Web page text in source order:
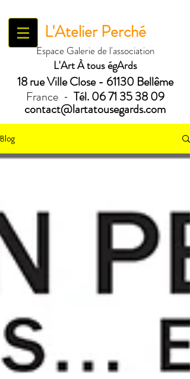
L'Atelier Perché
Espace Galerie de l'association
L'Art À tous égArds
18 rue Ville Close - 61130 Bellême
France- Tél.06 71 35 38 09
contact@lartatousegards.com
Blog